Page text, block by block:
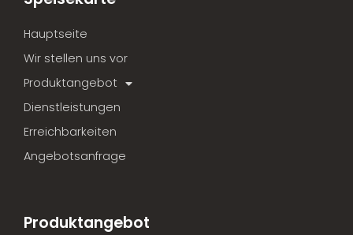
Hauptseite
Wir stellen uns vor
Produktangebot
Dienstleistungen
Erreichbarkeiten
Angebotsanfrage
Produktangebot